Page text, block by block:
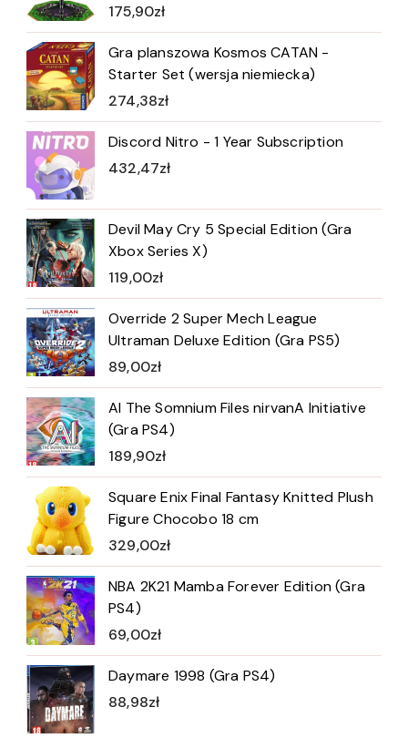
175,90zł
Gra planszowa Kosmos CATAN -
Starter Set (wersja niemiecka)
274,38zł
Discord Nitro - 1 Year Subscription
432,47zł
Devil May Cry 5 Special Edition (Gra
Xbox Series X)
119,00zł
Override 2 Super Mech League
Ultraman Deluxe Edition (Gra PS5)
89,00zł
AI The Somnium Files nirvanA Initiative
(Gra PS4)
189,90zł
Square Enix Final Fantasy Knitted Plush
Figure Chocobo 18 cm
329,00zł
NBA 2K21 Mamba Forever Edition (Gra
PS4)
69,00zł
Daymare 1998 (Gra PS4)
88,98zł